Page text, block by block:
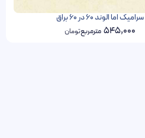
سرامیک اما الوند 60 در 60 براق
545,000 مترمربعتومان